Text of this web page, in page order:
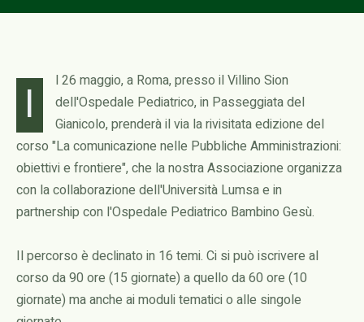
I
l 26 maggio, a Roma, presso il Villino Sion
dell'Ospedale Pediatrico, in Passeggiata del
Gianicolo, prenderà il via la rivisitata edizione del
corso "La comunicazione nelle Pubbliche Amministrazioni:
obiettivi e frontiere", che la nostra Associazione organizza
con la collaborazione dell'Università Lumsa e in
partnership con l'Ospedale Pediatrico Bambino Gesù.
Il percorso è declinato in 16 temi. Ci si può iscrivere al
corso da 90 ore (15 giornate) a quello da 60 ore (10
giornate) ma anche ai moduli tematici o alle singole